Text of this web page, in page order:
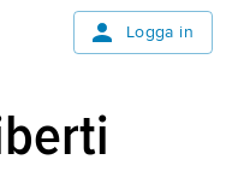
Logga in